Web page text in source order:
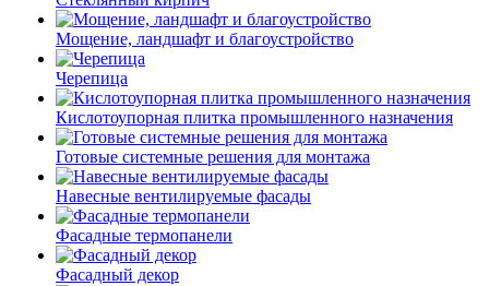
Мощение, ландшафт и благоустройство
Черепица
Кислотоупорная плитка промышленного назначения
Готовые системные решения для монтажа
Навесные вентилируемые фасады
Фасадные термопанели
Фасадный декор